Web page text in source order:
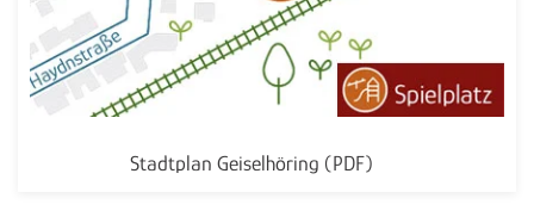
Stadtplan Geiselhöring (PDF)